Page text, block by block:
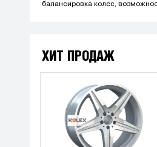
балансировка колес,
ХИТ ПРОДАЖ